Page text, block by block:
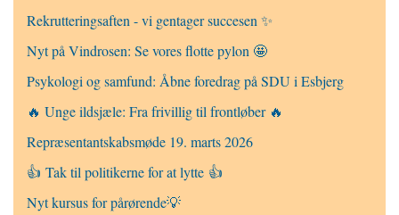
Rekrutteringsaften - vi gentager succesen ✨
Nyt på Vindrosen: Se vores flotte pylon 🤩
Psykologi og samfund: Åbne foredrag på SDU i Esbjerg
🔥 Unge ildsjæle: Fra frivillig til frontløber 🔥
Repræsentantskabsmøde 19. marts 2026
👍 Tak til politikerne for at lytte 👍
Nyt kursus for pårørende💡